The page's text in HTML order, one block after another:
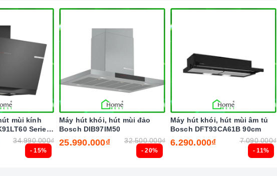
- 15%
mùi kính
Series
34.990.000₫
- 20%
Máy hút khói, hút mùi đảo
Bosch DIB97IM50
25.990.000₫ 32.500.000₫
- 11%
Máy hút khói, hút mùi âm tủ
Bosch DFT93CA61B 90cm
6.290.000₫ 7.090.000₫